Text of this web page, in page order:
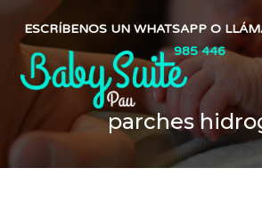
ESCRÍBENOS UN WHATSAPP O
985 446
parches